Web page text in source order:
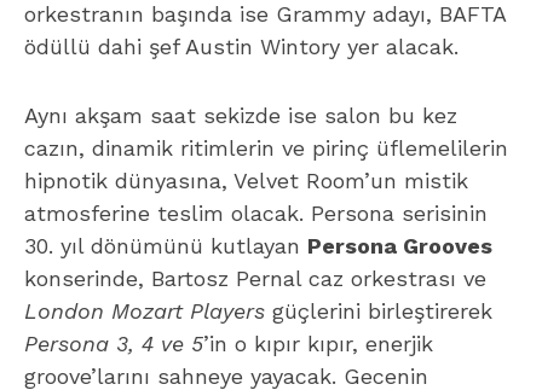
orkestranın başında ise Grammy adayı, BAFTA
ödüllü dahi şef Austin Wintory yer alacak.
Aynı akşam saat sekizde ise salon bu kez
cazın, dinamik ritimlerin ve pirinç üflemelilerin
hipnotik dünyasına, Velvet Room’un mistik
atmosferine teslim olacak. Persona serisinin
30. yıl dönümünü kutlayan Persona Grooves
konserinde, Bartosz Pernal caz orkestrası ve
London Mozart Players güçlerini birleştirerek
Persona 3, 4 ve 5’in o kıpır kıpır, enerjik
groove’larını sahneye yayacak. Gecenin